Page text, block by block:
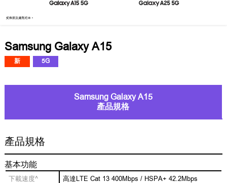
Samsung Galaxy A15
新 5G
Samsung Galaxy A15
產品規格
產品規格
基本功能
下載速度^ 高達LTE Cat 13 400Mbps / HSPA+ 42.2Mbps